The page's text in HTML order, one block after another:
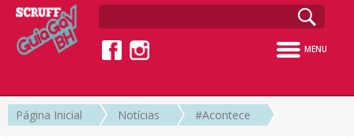
MENU
Página Inicial Notícias #Acontece